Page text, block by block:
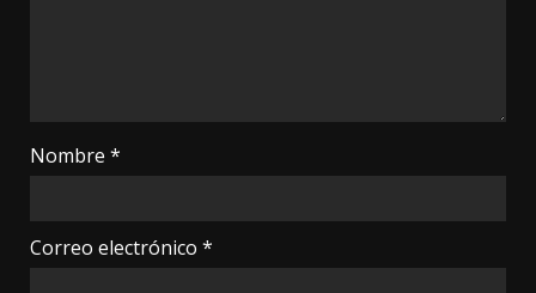
Nombre *
Correo electrónico *